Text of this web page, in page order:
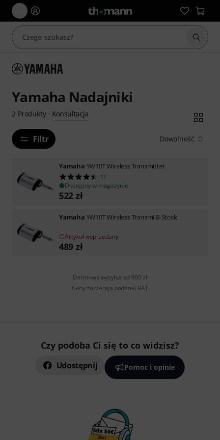
Yamaha Nadajniki
2 Produkty· Konsultacja
Filtr Dowolność
Yamaha YW10T Wireless Transmitter
11
Dostępny w magazynie
522 zł
Yamaha YW10T Wireless Transmi B-Stock
Artykuł wyprzedany
489 zł
Darmowa wysyłka od 900 zł
Ceny zawierają podatek VAT
Czy podoba Ci się to co widzisz?
Udostępnij Pomoc i opinie